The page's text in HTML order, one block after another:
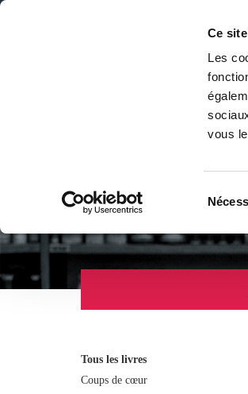
Ce
Les
vous
DE LA PAGE BLANCHE... AU
/
Langage du corps et de l’âme,
classique au hip-hop, en
Tous les livres
Coups de cœur